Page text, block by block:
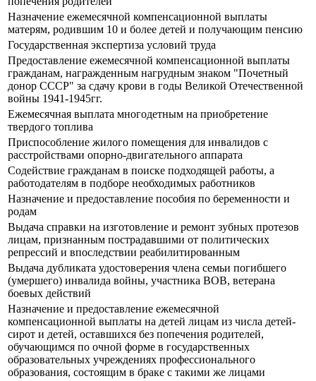
Назначение ежемесячной компенсационной выплаты
матерям, родившим 10 и более детей и получающим пенсию
Государственная экспертиза условий труда
Предоставление ежемесячной компенсационной выплаты
гражданам, награжденным нагрудным знаком "Почетный
донор СССР" за сдачу крови в годы Великой Отечественной
войны 1941-1945гг.
Ежемесячная выплата многодетным на приобретение
твердого топлива
Приспособление жилого помещения для инвалидов с
расстройствами опорно-двигательного аппарата
Содействие гражданам в поиске подходящей работы, а
работодателям в подборе необходимых работников
Назначение и предоставление пособия по беременности и
родам
Выдача справки на изготовление и ремонт зубных протезов
лицам, признанным пострадавшими от политических
репрессий и впоследствии реабилитированным
Выдача дубликата удостоверения члена семьи погибшего
(умершего) инвалида войны, участника ВОВ, ветерана
боевых действий
Назначение и предоставление ежемесячной
компенсационной выплаты на детей лицам из числа детей-
сирот и детей, оставшихся без попечения родителей,
обучающимся по очной форме в государственных
образовательных учреждениях профессионального
образования, состоящим в браке с такими же лицами